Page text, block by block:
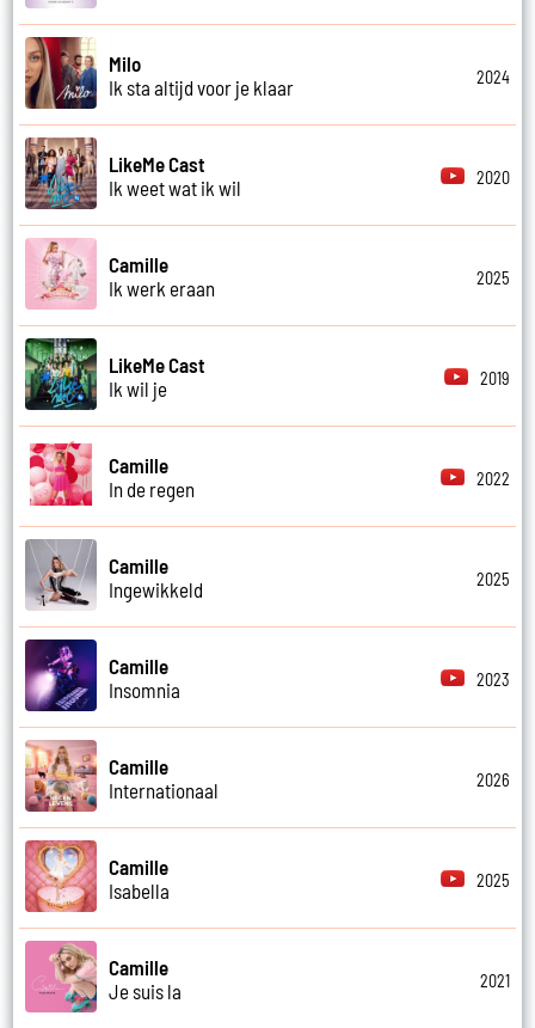
Milo
Ik sta altijd voor je klaar
2024
LikeMe Cast
Ik weet wat ik wil
2020
Camille
Ik werk eraan
2025
LikeMe Cast
Ik wil je
2019
Camille
In de regen
2022
Camille
Ingewikkeld
2025
Camille
Insomnia
2023
Camille
Internationaal
2026
Camille
Isabella
2025
Camille
Je suis la
2021